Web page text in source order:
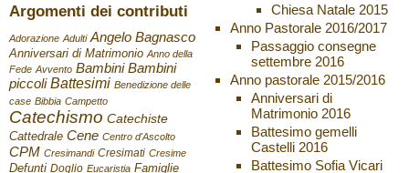
Argomenti dei contributi
Adorazione Adulti Angelo Bagnasco
Anniversari di Matrimonio Anno della
Fede Avvento Bambini Bambini
piccoli Battesimi Benedizione delle
case Bibbia Campetto
Catechismo Catechiste
Cattedrale Cene Centro d'Ascolto
CPM Cresimandi Cresimati Cresime
Defunti Doglio Eucaristia Famiglie
Chiesa Natale 2015
Anno Pastorale 2016/2017
Passaggio consegne
settembre 2016
Anno pastorale 2015/2016
Anniversari di
Matrimonio 2016
Battesimo gemelli
Castelli 2016
Battesimo Sofia Vicari